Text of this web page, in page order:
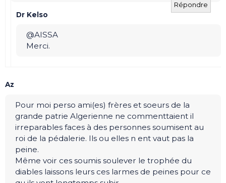
Répondre
Dr Kelso
@AISSA
Merci.
Az
Pour moi perso ami(es) frères et soeurs de la
grande patrie Algerienne ne commenttaient il
irreparables faces à des personnes soumisent au
roi de la pédalerie. Ils ou elles n ent vaut pas la
peine.
Même voir ces soumis soulever le trophée du
diables laissons leurs ces larmes de peines pour ce